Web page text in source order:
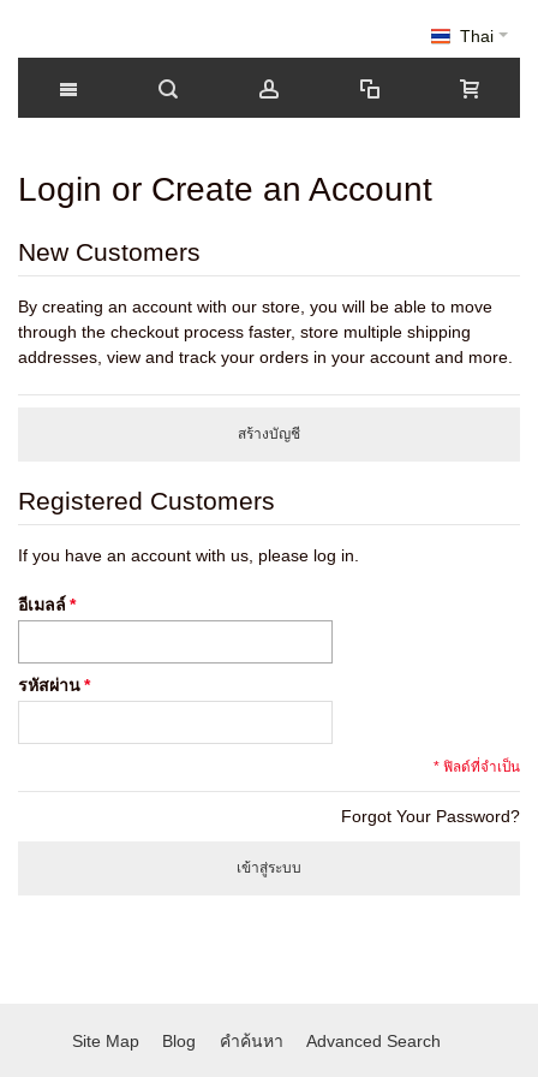
Thai
Login or Create an Account
New Customers
By creating an account with our store, you will be able to move
through the checkout process faster, store multiple shipping
addresses, view and track your orders in your account and more.
สร้างบัญชี
Registered Customers
If you have an account with us, please log in.
*
อีเมลล์
*
รหัสผ่าน
* ฟิลด์ที่จำเป็น
Forgot Your Password?
เข้าสู่ระบบ
Site Map Blog คำค้นหา Advanced Search